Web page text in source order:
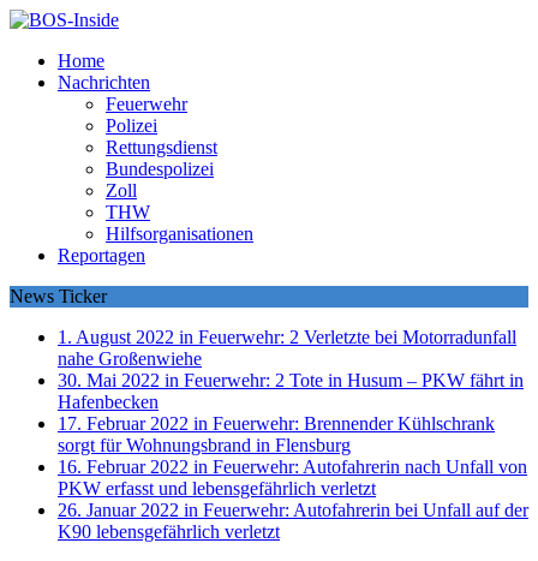
Home
Nachrichten
Feuerwehr
Polizei
Rettungsdienst
Bundespolizei
Zoll
THW
Hilfsorganisationen
Reportagen
News Ticker
1. August 2022 in Feuerwehr: 2 Verletzte bei Motorradunfall
nahe Großenwiehe
30. Mai 2022 in Feuerwehr: 2 Tote in Husum – PKW fährt in
Hafenbecken
17. Februar 2022 in Feuerwehr: Brennender Kühlschrank
sorgt für Wohnungsbrand in Flensburg
16. Februar 2022 in Feuerwehr: Autofahrerin nach Unfall von
PKW erfasst und lebensgefährlich verletzt
26. Januar 2022 in Feuerwehr: Autofahrerin bei Unfall auf der
K90 lebensgefährlich verletzt